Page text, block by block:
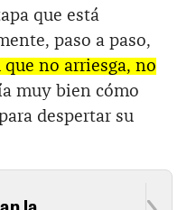
que está
paso a paso,
que no arriesga, no
muy bien cómo
despertar su